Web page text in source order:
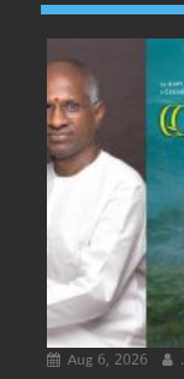
Aug 6, 2026 .